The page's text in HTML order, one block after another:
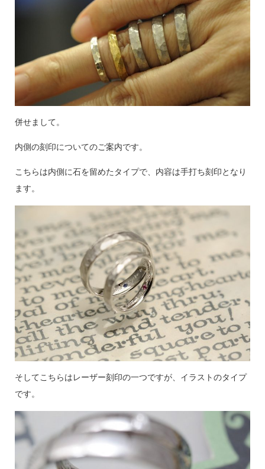
併せまして。
内側の刻印についてのご案内です。
こちらは内側に石を留めたタイプで、内容は手打ち刻印となり
ます。
そしてこちらはレーザー刻印の一つですが、イラストのタイプ
です。